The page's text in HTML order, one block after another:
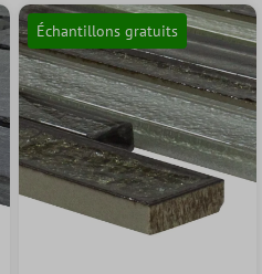
Échantillons gratuits